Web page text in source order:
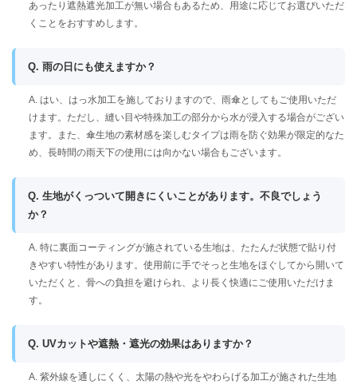
あったり遮熱遮光加工が無い場合もあるため、用途に応じてお選びいただ
くことをおすすめします。
Q. 雨の日にも使えますか？
A. はい、はっ水加工を施しておりますので、雨傘としてもご使用いただ
けます。ただし、縫い目や特殊加工の部分から水が浸入する場合がござい
ます。また、傘生地の素材感を楽しむタイプは雨を防ぐ効果が限定的なた
め、長時間の雨天下の使用には向かない場合もございます。
Q. 生地がくっついて開きにくいことがあります。不良でしょう
か？
A. 特に裏面コーティングが施されている生地は、たたんだ状態で貼り付
きやすい特性があります。使用前に手でそっと生地をほぐしてから開いて
いただくと、骨への負担を避けられ、より長く快適にご使用いただけま
す。
Q. UVカットや遮熱・遮光の効果はありますか？
A. 紫外線を通しにくく、太陽の熱や光をやわらげる加工が施された生地